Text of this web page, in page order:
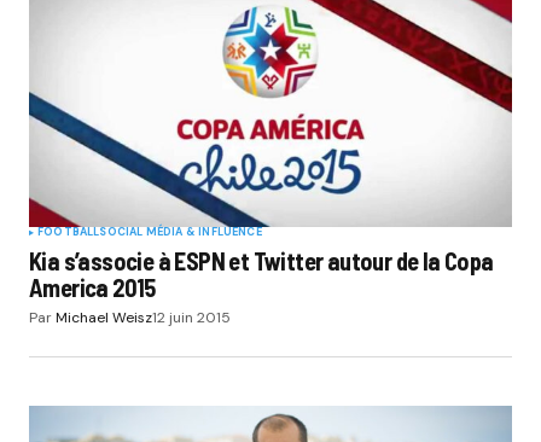
FOOTBALLSOCIAL MÉDIA & INFLUENCE
Kia s’associe à ESPN et Twitter autour de la Copa
America 2015
ParMichael Weisz12 juin 2015